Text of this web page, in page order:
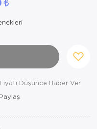
Fiyatı Düşünce Haber Ver